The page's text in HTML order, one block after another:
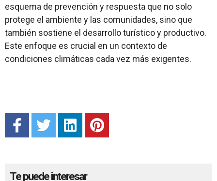
esquema de prevención y respuesta que no solo
protege el ambiente y las comunidades, sino que
también sostiene el desarrollo turístico y productivo.
Este enfoque es crucial en un contexto de
condiciones climáticas cada vez más exigentes.
Te puede interesar